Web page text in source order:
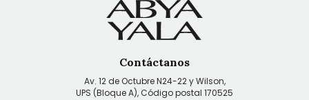
Contáctanos
Av. 12 de Octubre N24-22 y Wilson,
UPS (Bloque A), Código postal 170525